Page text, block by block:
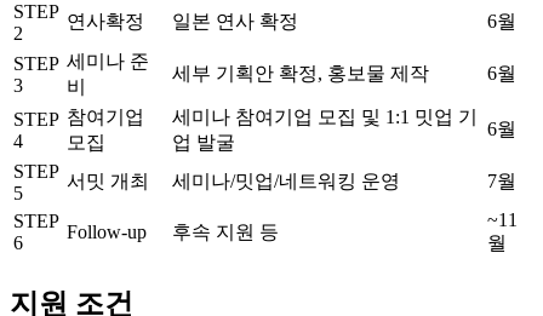
STEP
2
연사확정 일본 연사 확정 6월
STEP
3
세미나 준
비
세부 기획안 확정, 홍보물 제작 6월
STEP
4
참여기업
모집
세미나 참여기업 모집 및 1:1 밋업 기
업 발굴
6월
STEP
5
서밋 개최 세미나/밋업/네트워킹 운영
7월
STEP
6
Follow-up 후속 지원 등
~11
월
지원 조건